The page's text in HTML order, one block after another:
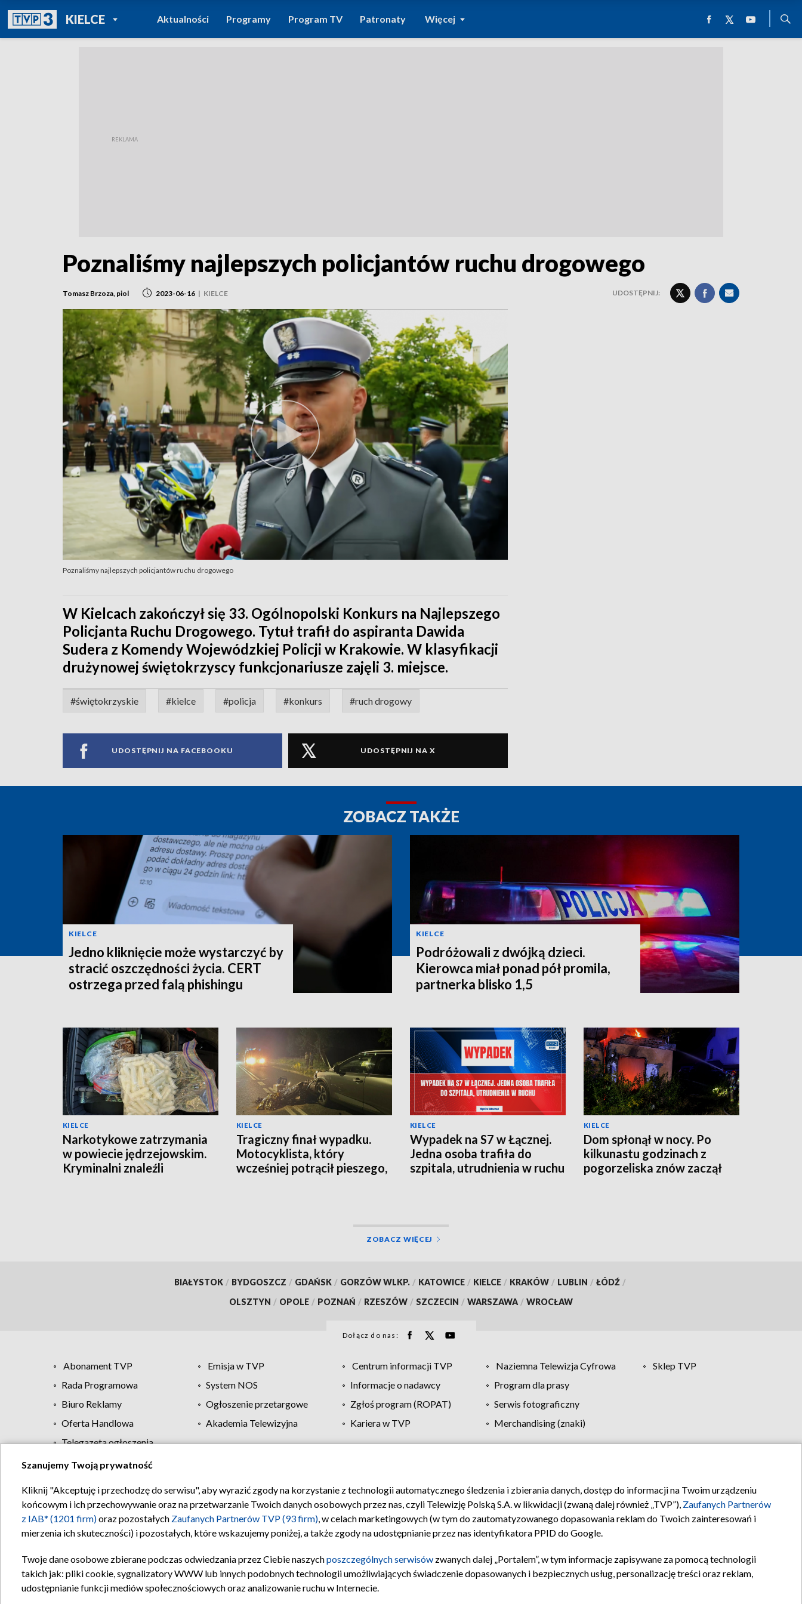
KIELCEPOWRÓT DO
TVP REGIONY
Aktualności Programy Program TV Patronaty Więcej
Poznaliśmy najlepszych policjantów ruchu drogowego
Tomasz Brzoza, piol 2023-06-16 | KIELCE UDOSTĘPNIJ:
Poznaliśmy najlepszych policjantów ruchu drogowego
W Kielcach zakończył się 33. Ogólnopolski Konkurs na Najlepszego
Policjanta Ruchu Drogowego. Tytuł trafił do aspiranta Dawida
Sudera z Komendy Wojewódzkiej Policji w Krakowie. W klasyfikacji
drużynowej świętokrzyscy funkcjonariusze zajęli 3. miejsce.
#świętokrzyskie #kielce #policja #konkurs #ruch drogowy
UDOSTĘPNIJ NA FACEBOOKU UDOSTĘPNIJ NA X
ZOBACZ TAKŻE
KIELCE
Jedno kliknięcie może wystarczyć by
stracić oszczędności życia. CERT
ostrzega przed falą phishingu
KIELCE
Podróżowali z dwójką dzieci.
Kierowca miał ponad pół promila,
partnerka blisko 1,5
KIELCE
Narkotykowe zatrzymania
w powiecie jędrzejowskim.
Kryminalni znaleźli
KIELCE
Tragiczny finał wypadku.
Motocyklista, który
wcześniej potrącił pieszego,
KIELCE
Wypadek na S7 w Łącznej.
Jedna osoba trafiła do
szpitala, utrudnienia w ruchu
KIELCE
Dom spłonął w nocy. Po
kilkunastu godzinach z
pogorzeliska znów zaczął
ZOBACZ WIĘCEJ
BIAŁYSTOK / BYDGOSZCZ / GDAŃSK / GORZÓW WLKP. / KATOWICE / KIELCE / KRAKÓW / LUBLIN / ŁÓDŹ /
OLSZTYN / OPOLE / POZNAŃ / RZESZÓW / SZCZECIN / WARSZAWA / WROCŁAW
Dołącz do nas:
Abonament TVP Emisja w TVP Centrum informacji TVP Naziemna Telewizja Cyfrowa
Sklep TVP
Rada Programowa
System NOS Informacje o nadawcy
Program dla prasy
Biuro Reklamy
Ogłoszenie przetargowe Zgłoś program (ROPAT)
Serwis fotograficzny
Oferta Handlowa
Akademia Telewizyjna Kariera w TVP
Merchandising (znaki)
Telegazeta ogłoszenia
Regulamin TVP Polityka prywatności Moje zgody Pomoc Biuro reklamy Kontakt
Szanujemy Twoją prywatność
Kliknij "Akceptuję i przechodzę do serwisu", aby wyrazić zgody na korzystanie z technologii automatycznego śledzenia i zbierania danych, dostęp do informacji na Twoim urządzeniu
końcowym i ich przechowywanie oraz na przetwarzanie Twoich danych osobowych przez nas, czyli Telewizję Polską S.A. w likwidacji (zwaną dalej również „TVP”), Zaufanych Partnerów
z IAB* (1201 firm)oraz pozostałych Zaufanych Partnerów TVP (93 firm), w celach marketingowych (w tym do zautomatyzowanego dopasowania reklam do Twoich zainteresowań i
mierzenia ich skuteczności) i pozostałych, które wskazujemy poniżej, a także zgody na udostępnianie przez nas identyfikatora PPID do Google.
Twoje dane osobowe zbierane podczas odwiedzania przez Ciebie naszychposzczególnych serwisów zwanych dalej „Portalem”, w tym informacje zapisywane za pomocą technologii
takich jak: pliki cookie, sygnalizatory WWW lub innych podobnych technologii umożliwiających świadczenie dopasowanych i bezpiecznych usług, personalizację treści oraz reklam,
udostępnianie funkcji mediów społecznościowych oraz analizowanie ruchu w Internecie.